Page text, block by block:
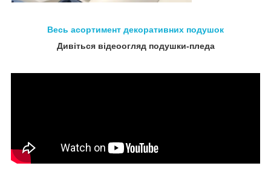
Весь асортимент декоративних подушок
Дивіться відеоогляд подушки-пледа